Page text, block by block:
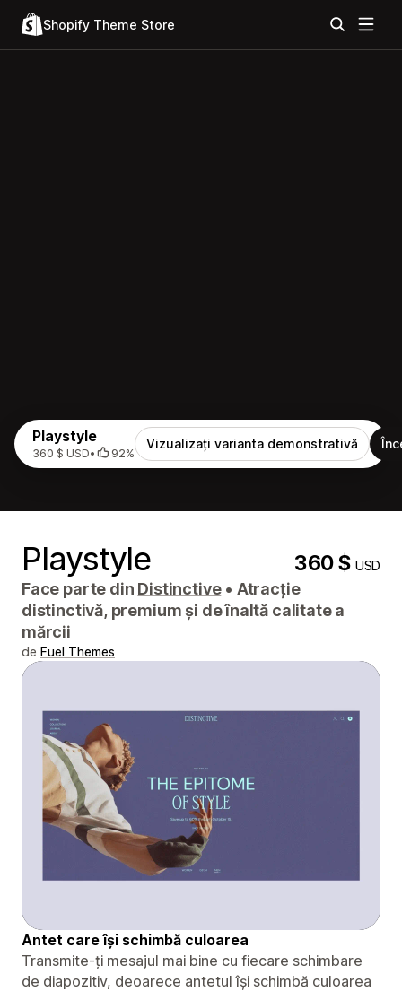
Shopify Theme Store
Playstyle
360 $ USD• 92%
Vizualizați varianta demonstrativă
Playstyle 360 $USD
Face parte din Distinctive • Atracție
distinctivă, premium și de înaltă calitate a
mărcii
de Fuel Themes
Antet care își schimbă culoarea
Transmite-ți mesajul mai bine cu fiecare schimbare
de diapozitiv, deoarece antetul își schimbă culoarea